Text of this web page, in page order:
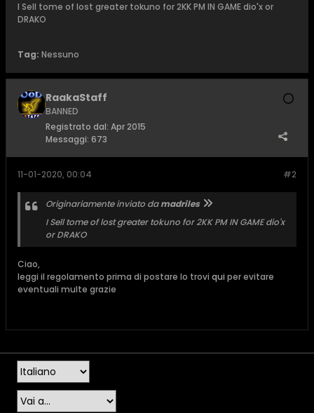
I Sell tome of lost greater tokuno for 2KK PM IN GAME dio'x or
DRAKO
Tag: Nessuno
RaakaStaff
BANNED
Registrato dal: Apr 2015
Messaggi: 673
#2
11-01-2020, 00:04
Originariamente inviato damadriles
I Sell tome of lost greater tokuno for 2KK PM IN GAME dio'x
or DRAKO
Ciao,
leggi il regolamento prima di postare lo trovi qui per evitare
eventuali multe grazie